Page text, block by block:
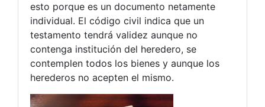
esto porque es un documento netamente
individual. El código civil indica que un
testamento tendrá validez aunque no
contenga institución del heredero, se
contemplen todos los bienes y aunque los
herederos no acepten el mismo.